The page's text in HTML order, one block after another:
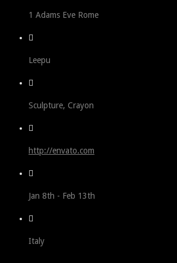
1 Adams Eve Rome
Leepu
Sculpture, Crayon
http://envato.com
Jan 8th - Feb 13th
Italy